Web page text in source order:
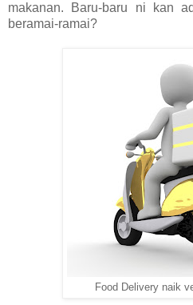
makanan. Baru-baru ni kan
beramai-ramai?
Food Delivery naik